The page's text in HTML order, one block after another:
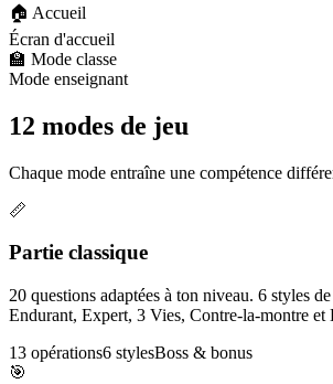
🏠 Accueil
Écran d'accueil
🏫 Mode classe
Mode enseignant
12 modes de jeu
Chaque mode entraîne une compétence
📏
Partie classique
20 questions adaptées à ton niveau. 6 styles
Endurant, Expert, 3 Vies, Contre-la-montre et
13 opérations6 stylesBoss & bonus
🎯